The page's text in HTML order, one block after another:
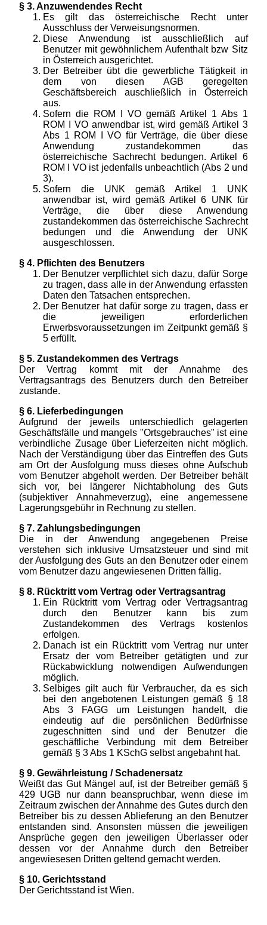
§ 3. Anzuwendendes Recht
Es gilt das österreichische Recht unter
Ausschluss der Verweisungsnormen.
Diese Anwendung ist ausschließlich auf
Benutzer mit gewöhnlichem Aufenthalt bzw Sitz
in Österreich ausgerichtet.
Der Betreiber übt die gewerbliche Tätigkeit in
dem von diesen AGB geregelten
Geschäftsbereich auschließlich in Österreich
aus.
Sofern die ROM I VO gemäß Artikel 1 Abs 1
ROM I VO anwendbar ist, wird gemäß Artikel 3
Abs 1 ROM I VO für Verträge, die über diese
Anwendung zustandekommen das
österreichische Sachrecht bedungen. Artikel 6
ROM I VO ist jedenfalls unbeachtlich (Abs 2 und
3).
Sofern die UNK gemäß Artikel 1 UNK
anwendbar ist, wird gemäß Artikel 6 UNK für
Verträge, die über diese Anwendung
zustandekommen das österreichische Sachrecht
bedungen und die Anwendung der UNK
ausgeschlossen.
§ 4. Pflichten des Benutzers
Der Benutzer verpflichtet sich dazu, dafür Sorge
zu tragen, dass alle in der Anwendung erfassten
Daten den Tatsachen entsprechen.
Der Benutzer hat dafür sorge zu tragen, dass er
die jeweiligen erforderlichen
Erwerbsvoraussetzungen im Zeitpunkt gemäß §
5 erfüllt.
§ 5. Zustandekommen des Vertrags
Der Vertrag kommt mit der Annahme des
Vertragsantrags des Benutzers durch den Betreiber
zustande.
§ 6. Lieferbedingungen
Aufgrund der jeweils unterschiedlich gelagerten
Geschäftsfälle und mangels "Ortsgebrauches" ist eine
verbindliche Zusage über Lieferzeiten nicht möglich.
Nach der Verständigung über das Eintreffen des Guts
am Ort der Ausfolgung muss dieses ohne Aufschub
vom Benutzer abgeholt werden. Der Betreiber behält
sich vor, bei längerer Nichtabholung des Guts
(subjektiver Annahmeverzug), eine angemessene
Lagerungsgebühr in Rechnung zu stellen.
§ 7. Zahlungsbedingungen
Die in der Anwendung angegebenen Preise
verstehen sich inklusive Umsatzsteuer und sind mit
der Ausfolgung des Guts an den Benutzer oder einem
vom Benutzer dazu angewiesenen Dritten fällig.
§ 8. Rücktritt vom Vertrag oder Vertragsantrag
Ein Rücktritt vom Vertrag oder Vertragsantrag
durch den Benutzer kann bis zum
Zustandekommen des Vertrags kostenlos
erfolgen.
Danach ist ein Rücktritt vom Vertrag nur unter
Ersatz der vom Betreiber getätigten und zur
Rückabwicklung notwendigen Aufwendungen
möglich.
Selbiges gilt auch für Verbraucher, da es sich
bei den angebotenen Leistungen gemäß § 18
Abs 3 FAGG um Leistungen handelt, die
eindeutig auf die persönlichen Bedürfnisse
zugeschnitten sind und der Benutzer die
geschäftliche Verbindung mit dem Betreiber
gemäß § 3 Abs 1 KSchG selbst angebahnt hat.
§ 9. Gewährleistung / Schadenersatz
Weißt das Gut Mängel auf, ist der Betreiber gemäß §
429 UGB nur dann beanspruchbar, wenn diese im
Zeitraum zwischen der Annahme des Gutes durch den
Betreiber bis zu dessen Ablieferung an den Benutzer
entstanden sind. Ansonsten müssen die jeweiligen
Ansprüche gegen den jeweiligen Überlasser oder
dessen vor der Annahme durch den Betreiber
angewiesesen Dritten geltend gemacht werden.
§ 10. Gerichtsstand
Der Gerichtsstand ist Wien.